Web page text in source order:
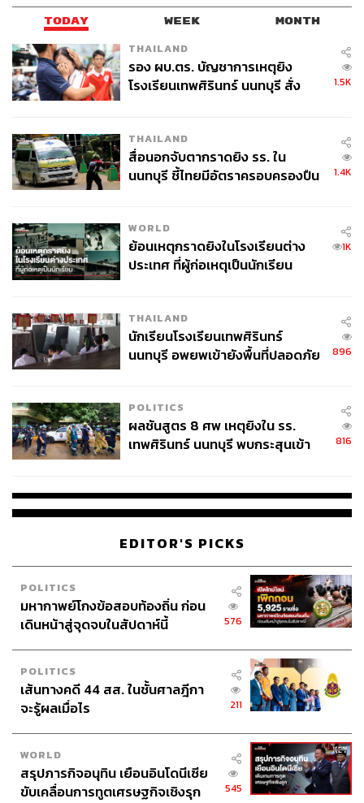
TODAY WEEK MONTH
THAILAND
รอง ผบ.ตร. บัญชาการเหตุยิง
โรงเรียนเทพศิรินทร์ นนทบุรี สั่ง
1.5K
THAILAND
สื่อนอกจับตากราดยิง รร. ใน
นนทบุรี ชี้ไทยมีอัตราครอบครองปืน
1.4K
WORLD
ย้อนเหตุกราดยิงในโรงเรียนต่าง
ประเทศ ที่ผู้ก่อเหตุเป็นนักเรียน
1K
THAILAND
นักเรียนโรงเรียนเทพศิรินทร์
นนทบุรี อพยพเข้ายังพื้นที่ปลอดภัย
896
POLITICS
ผลชันสูตร 8 ศพ เหตุยิงใน รร.
เทพศิรินทร์ นนทบุรี พบกระสุนเข้า
816
EDITOR'S PICKS
POLITICS
มหากาพย์โกงข้อสอบท้องถิ่น ก่อน
เดินหน้าสู่จุดจบในสัปดาห์นี้
576
POLITICS
เส้นทางคดี 44 สส. ในชั้นศาลฎีกา
จะรู้ผลเมื่อไร
211
WORLD
สรุปภารกิจอนุทิน เยือนอินโดนีเซีย
ขับเคลื่อนการทูตเศรษฐกิจเชิงรุก
545